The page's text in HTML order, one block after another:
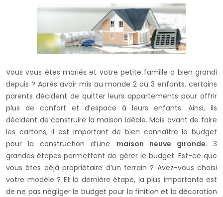
Vous vous êtes mariés et votre petite famille a bien grandi
depuis ? Après avoir mis au monde 2 ou 3 enfants, certains
parents décident de quitter leurs appartements pour offrir
plus de confort et d’espace à leurs enfants. Ainsi, ils
décident de construire la maison idéale. Mais avant de faire
les cartons, il est important de bien connaître le budget
pour la construction d’une maison neuve gironde. 3
grandes étapes permettent de gérer le budget. Est-ce que
vous êtes déjà propriétaire d’un terrain ? Avez-vous choisi
votre modèle ? Et la dernière étape, la plus importante est
de ne pas négliger le budget pour la finition et la décoration